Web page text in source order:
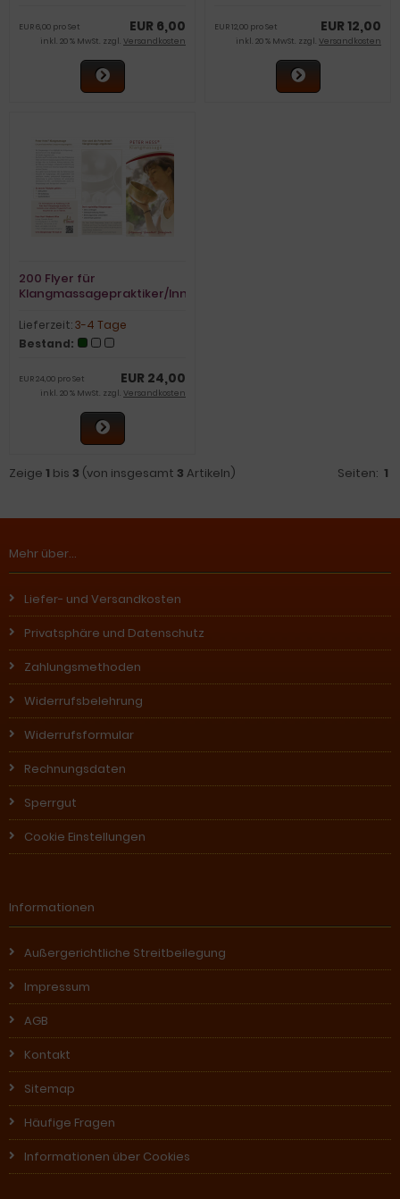
EUR 6,00
EUR 6,00 pro Set
inkl. 20 % MwSt. zzgl. Versandkosten
EUR 12,00
EUR 12,00 pro Set
inkl. 20 % MwSt. zzgl. Versandkosten
200 Flyer für
Klangmassagepraktiker/Innen
Lieferzeit:3-4 Tage
Bestand:
EUR 24,00
EUR 24,00 pro Set
inkl. 20 % MwSt. zzgl. Versandkosten
Zeige 1 bis 3 (von insgesamt 3 Artikeln) Seiten: 1
Mehr über...
Liefer- und Versandkosten
Privatsphäre und Datenschutz
Zahlungsmethoden
Widerrufsbelehrung
Widerrufsformular
Rechnungsdaten
Sperrgut
Cookie Einstellungen
Informationen
Außergerichtliche Streitbeilegung
Impressum
AGB
Kontakt
Sitemap
Häufige Fragen
Informationen über Cookies